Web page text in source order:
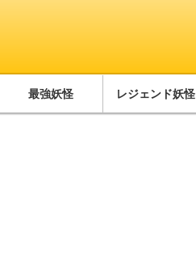
最強妖怪 レジェンド妖怪